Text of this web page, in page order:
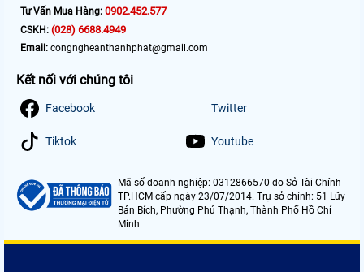
Tư Vấn Mua Hàng: 0902.452.577
CSKH: (028) 6688.4949
Email: congngheanthanhphat@gmail.com
Kết nối với chúng tôi
Facebook Twitter
Tiktok Youtube
Mã số doanh nghiệp: 0312866570 do Sở Tài Chính
TP.HCM cấp ngày 23/07/2014. Trụ sở chính: 51 Lũy
Bán Bích, Phường Phú Thạnh, Thành Phố Hồ Chí
Minh